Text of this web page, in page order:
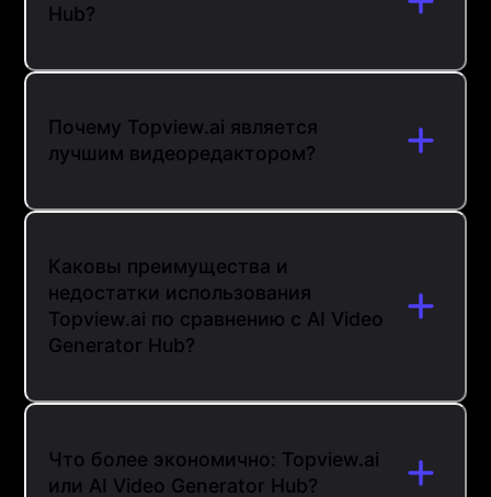
Hub?
Почему Topview.ai является
лучшим видеоредактором?
Каковы преимущества и
недостатки использования
Topview.ai по сравнению с AI Video
Generator Hub?
Что более экономично: Topview.ai
или AI Video Generator Hub?